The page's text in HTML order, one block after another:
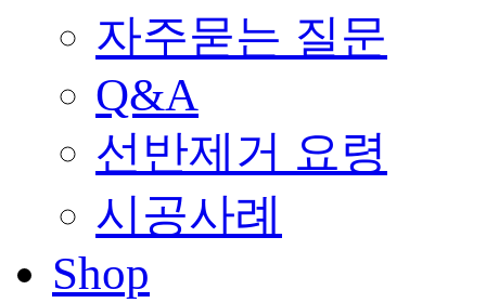
자주묻는 질문
Q&A
선반제거 요령
시공사례
Shop